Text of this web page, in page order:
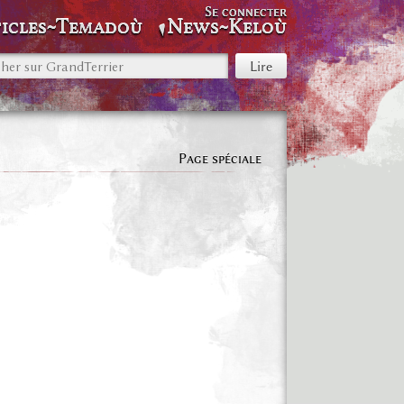
News~Keloù
Se connecter
Page spéciale